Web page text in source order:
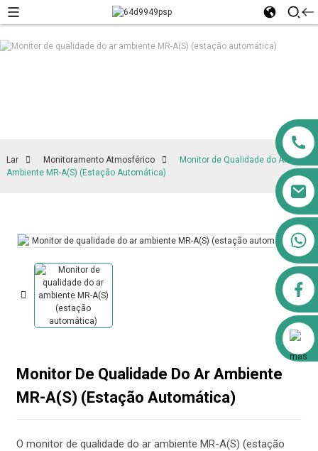
+8613911556761
Lar Monitoramento Atmosférico
Monitor de Qualidade do Ar
Ambiente MR-A(S) (Estação Automática)
Monitor De Qualidade Do Ar Ambiente
MR-A(S) (Estação Automática)
O monitor de qualidade do ar ambiente MR-A(S) (estação